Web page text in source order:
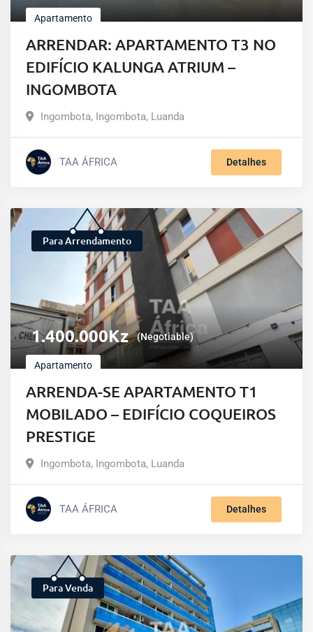
Apartamento
ARRENDAR: APARTAMENTO T3 NO
EDIFÍCIO KALUNGA ATRIUM –
INGOMBOTA
Ingombota, Ingombota, Luanda
TAA ÁFRICA Detalhes
Para Arrendamento
1.400.000Kz (Negotiable)
Apartamento
ARRENDA-SE APARTAMENTO T1
MOBILADO – EDIFÍCIO COQUEIROS
PRESTIGE
Ingombota, Ingombota, Luanda
TAA ÁFRICA Detalhes
Para Venda